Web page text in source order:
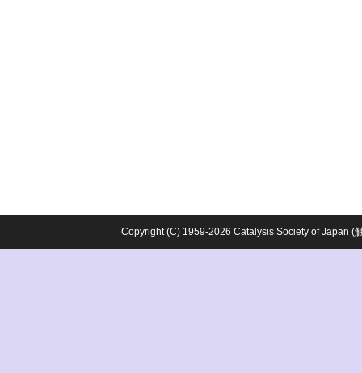
Copyright (C) 1959-2026 Catalysis Society of Japan (